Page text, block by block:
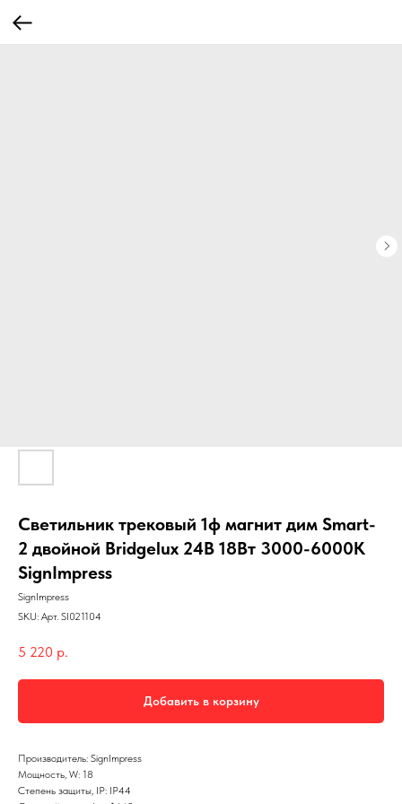
Светильник трековый 1ф магнит дим Smart-
2 двойной Bridgelux 24В 18Вт 3000-6000К
SignImpress
SignImpress
SKU: Арт. SI021104
5 220 р.
Добавить в корзину
Производитель: SignImpress
Мощность, W: 18
Степень защиты, IP: IP44